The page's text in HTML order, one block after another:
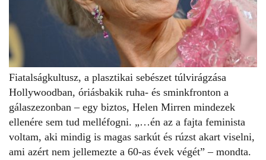
Fiatalságkultusz, a plasztikai sebészet túlvirágzása
Hollywoodban, óriásbakik ruha- és sminkfronton a
gálaszezonban – egy biztos, Helen Mirren mindezek
ellenére sem tud melléfogni. „…én az a fajta feminista
voltam, aki mindig is magas sarkút és rúzst akart viselni,
ami azért nem jellemezte a 60-as évek végét” – mondta.